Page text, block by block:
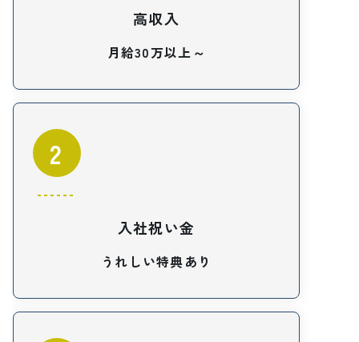
高収入
月給30万以上～
2
入社祝い金
うれしい特典あり